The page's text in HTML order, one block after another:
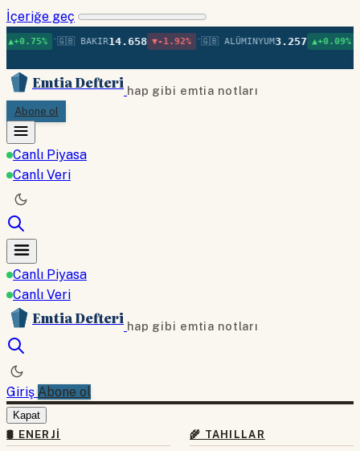
İçeriğe geç
🇬🇧 BAKIR14.658 ▼-1.92% • 🇬🇧 ALÜMINYUM 3.257 ▲+0.09% • 🇬🇧
Emtia Defteri hap gibi emtia notları
Abone ol
Canlı Piyasa
Canlı Veri
Canlı Piyasa
Canlı Veri
Emtia Defteri hap gibi emtia notları
Giriş Abone ol
Kapat
🛢 ENERJI
🌾 TAHILLAR